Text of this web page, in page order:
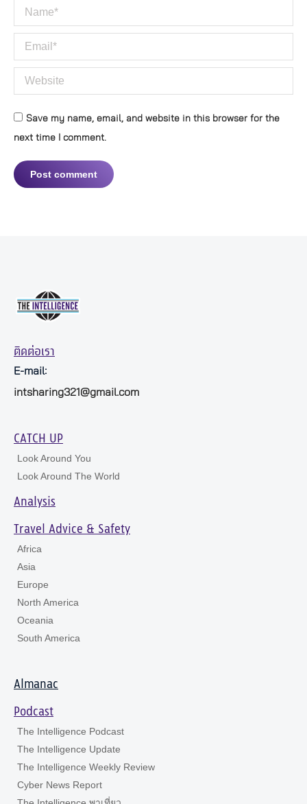
Name *
Email *
Website
Save my name, email, and website in this browser for the
next time I comment.
Post comment
ติดต่อเรา
E-mail:
intsharing321@gmail.com
CATCH UP
Look Around You
Look Around The World
Analysis
Travel Advice & Safety
Africa
Asia
Europe
North America
Oceania
South America
Almanac
Podcast
The Intelligence Podcast
The Intelligence Update
The Intelligence Weekly Review
Cyber News Report